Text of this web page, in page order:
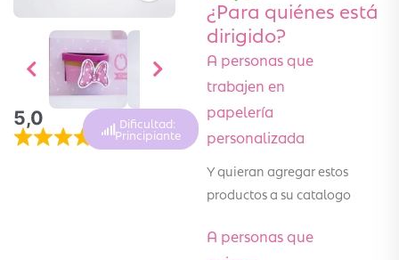
5,0 Dificultad:
Principiante
¿Para quiénes está
dirigido?
A personas que
trabajen en
papelería
personalizada
Y quieran agregar estos
productos a su catalogo
A personas que